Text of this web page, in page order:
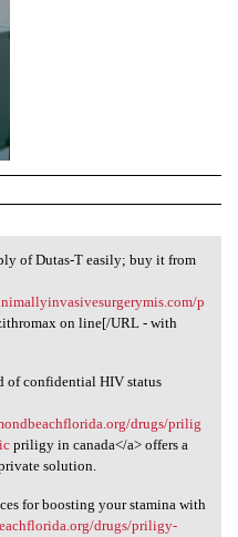
of Dutas-T
of Dutas-T easily; buy it from
p
on line[/URL - with
of confidential HIV status
drugs/prilig
priligy in canada</a> offers a
solution.
for boosting your stamina with
drugs/priligy-